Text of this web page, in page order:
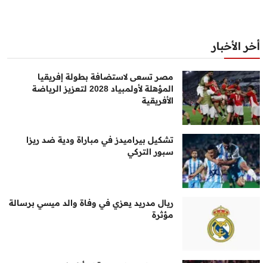
أخر الأخبار
مصر تسعى لاستضافة بطولة إفريقيا
المؤهلة لأولمبياد 2028 لتعزيز الرياضة
الأفريقية
تشكيل بيراميدز في مباراة ودية ضد ريزا
سبور التركي
ريال مدريد يعزي في وفاة والد ميسي برسالة
مؤثرة